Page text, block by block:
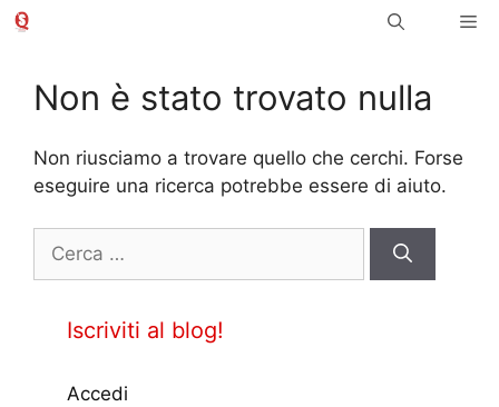
Vai
Non è stato trovato nulla
Non riusciamo a trovare quello che cerchi. Forse
eseguire una ricerca potrebbe essere di aiuto.
Ricerca
Iscriviti al blog!
Accedi